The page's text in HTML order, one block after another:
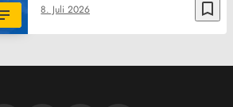
bookmark_border
8. Juli 2026